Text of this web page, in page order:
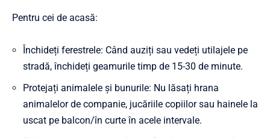
Pentru cei de acasă:
Închideți ferestrele: Când auziți sau vedeți utilajele pe
stradă, închideți geamurile timp de 15-30 de minute.
Protejați animalele și bunurile: Nu lăsați hrana
animalelor de companie, jucăriile copiilor sau hainele la
uscat pe balcon/în curte în acele intervale.